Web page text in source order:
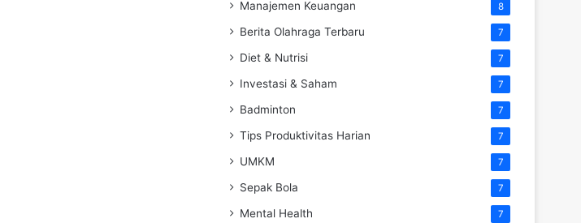
Manajemen Keuangan 8
Berita Olahraga Terbaru 7
Diet & Nutrisi 7
Investasi & Saham 7
Badminton 7
Tips Produktivitas Harian 7
UMKM 7
Sepak Bola 7
Mental Health 7